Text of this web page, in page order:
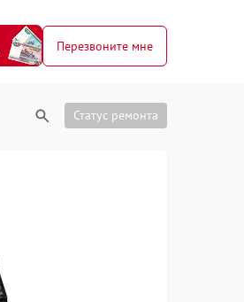
Перезвоните мне
Статус ремонта